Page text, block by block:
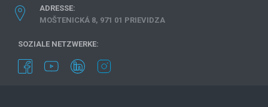
ADRESSE:
MOŠTENICKÁ 8, 971 01 PRIEVIDZA
SOZIALE NETZWERKE: